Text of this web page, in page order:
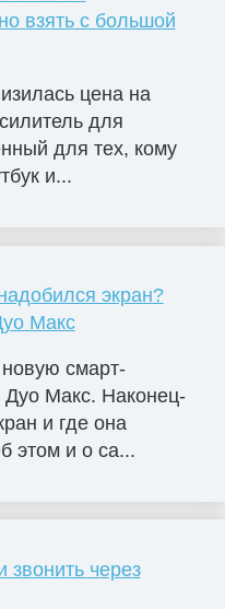
взять с большой
цена на
для
для тех, кому
и...
экран?
Макс
смарт-
Дуо Макс. Наконец-
и где она
этом и о са...
через